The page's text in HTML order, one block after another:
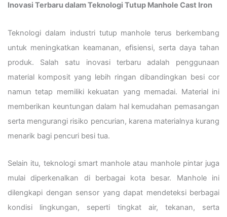
Inovasi Terbaru dalam Teknologi Tutup Manhole Cast Iron
Teknologi dalam industri tutup manhole terus berkembang
untuk meningkatkan keamanan, efisiensi, serta daya tahan
produk. Salah satu inovasi terbaru adalah penggunaan
material komposit yang lebih ringan dibandingkan besi cor
namun tetap memiliki kekuatan yang memadai. Material ini
memberikan keuntungan dalam hal kemudahan pemasangan
serta mengurangi risiko pencurian, karena materialnya kurang
menarik bagi pencuri besi tua.
Selain itu, teknologi smart manhole atau manhole pintar juga
mulai diperkenalkan di berbagai kota besar. Manhole ini
dilengkapi dengan sensor yang dapat mendeteksi berbagai
kondisi lingkungan, seperti tingkat air, tekanan, serta